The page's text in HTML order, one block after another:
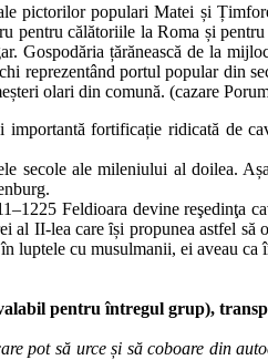
pictorilor populari Matei și
pentru călătoriile la Roma și
Gospodăria țărănească de la
reprezentând portul popular din
olari din comună. (cazare
fortificație ridicată de
secole ale mileniului al doilea.
Feldioara devine reşedinţa
al II-lea care ȋși propunea astfel să
cu musulmanii, ei aveau ca
pentru întregul grup),
pot să urce și să coboare din